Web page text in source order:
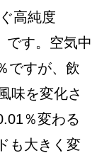
高純度
です。空気中
ですが、飲
味を変化さ
％変わる
も大きく変